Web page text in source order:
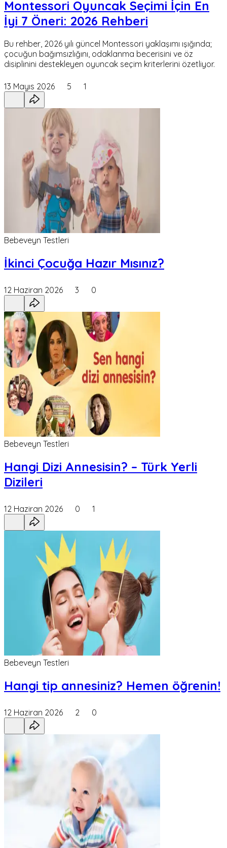
Montessori Oyuncak Seçimi İçin En
İyi 7 Öneri: 2026 Rehberi
Bu rehber, 2026 yılı güncel Montessori yaklaşımı ışığında;
çocuğun bağımsızlığını, odaklanma becerisini ve öz
disiplinini destekleyen oyuncak seçim kriterlerini özetliyor.
13 Mayıs 2026 5 1
Bebeveyn Testleri
İkinci Çocuğa Hazır Mısınız?
12 Haziran 2026 3 0
Bebeveyn Testleri
Hangi Dizi Annesisin? – Türk Yerli
Dizileri
12 Haziran 2026 0 1
Bebeveyn Testleri
Hangi tip annesiniz? Hemen öğrenin!
12 Haziran 2026 2 0